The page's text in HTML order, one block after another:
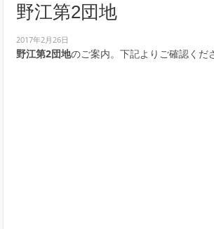
野江第2団地
2017年2月26日
野江第2団地のご案内。下記よりご確認くだ